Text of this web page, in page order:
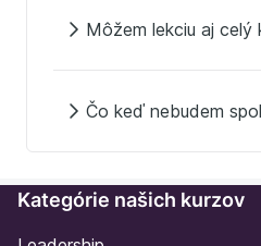
Môžem lekciu aj celý
Čo keď nebudem
Kategórie našich kurzov